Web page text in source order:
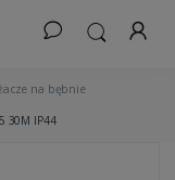
na bębnie
30M IP44